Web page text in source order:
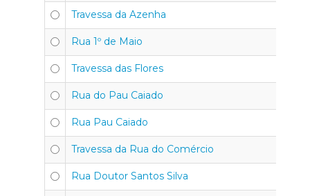
Travessa da Azenha
Rua 1º de Maio
Travessa das Flores
Rua do Pau Caiado
Rua Pau Caiado
Travessa da Rua do Comércio
Rua Doutor Santos Silva